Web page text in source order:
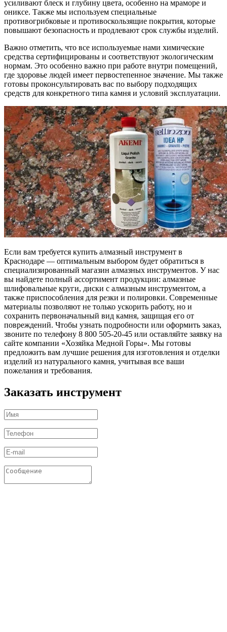
усиливают блеск и глубину цвета, особенно на мраморе и
ониксе. Также мы используем специальные
противогрибковые и противоскользящие покрытия, которые
повышают безопасность и продлевают срок службы изделий.
Важно отметить, что все используемые нами химические
средства сертифицированы и соответствуют экологическим
нормам. Это особенно важно при работе внутри помещений,
где здоровье людей имеет первостепенное значение. Мы также
готовы проконсультировать вас по выбору подходящих
средств для конкретного типа камня и условий эксплуатации.
Если вам требуется купить алмазный инструмент в
Краснодаре — оптимальным выбором будет обратиться в
специализированный магазин алмазных инструментов. У нас
вы найдете полный ассортимент продукции: алмазные
шлифовальные круги, диски с алмазным инструментом, а
также приспособления для резки и полировки. Современные
материалы позволяют не только ускорить работу, но и
сохранить первоначальный вид камня, защищая его от
повреждений. Чтобы узнать подробности или оформить заказ,
звоните по телефону 8 800 505-20-45 или оставляйте заявку на
сайте компании «Хозяйка Медной Горы». Мы готовы
предложить вам лучшие решения для изготовления и отделки
изделий из натурального камня, учитывая все ваши
пожелания и требования.
Заказать инструмент